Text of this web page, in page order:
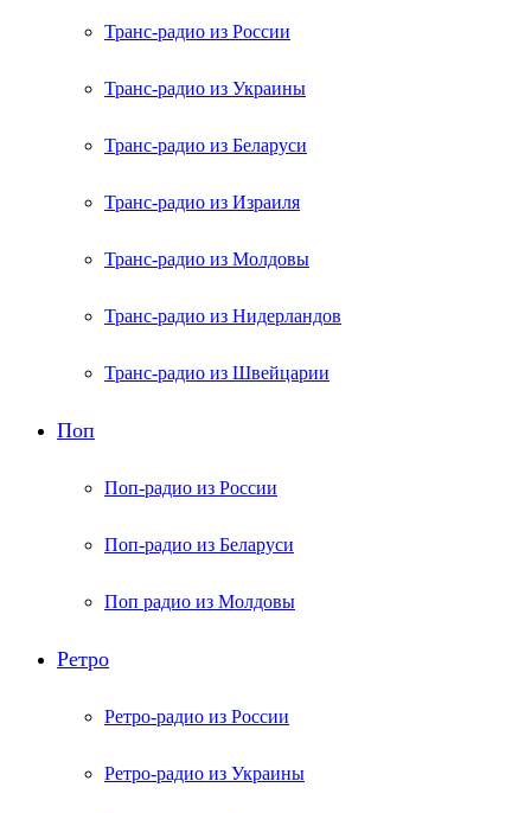
Транс-радио из России
Транс-радио из Украины
Транс-радио из Беларуси
Транс-радио из Израиля
Транс-радио из Молдовы
Транс-радио из Нидерландов
Транс-радио из Швейцарии
Поп
Поп-радио из России
Поп-радио из Беларуси
Поп радио из Молдовы
Ретро
Ретро-радио из России
Ретро-радио из Украины